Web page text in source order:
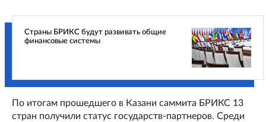
Страны БРИКС будут развивать общие
финансовые системы
По итогам прошедшего в Казани саммита БРИКС 13
стран получили статус государств-партнеров. Среди